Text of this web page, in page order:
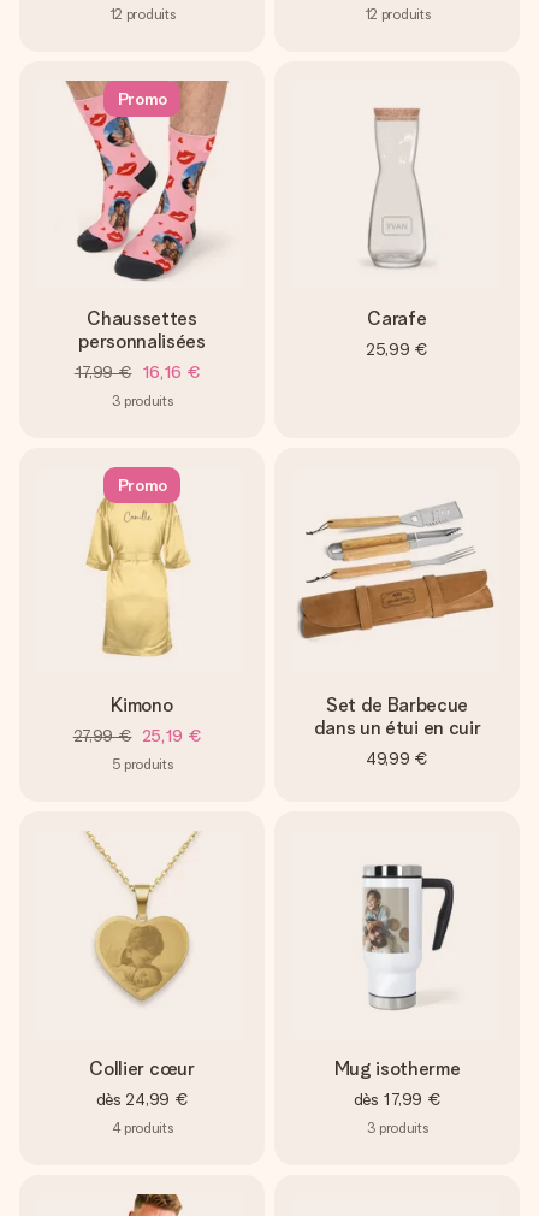
12 produits 12 produits
Promo
Chaussettes
personnalisées
17,99 € 16,16 €
3 produits
Carafe
25,99 €
Promo
Kimono
27,99 € 25,19 €
5 produits
Set de Barbecue
dans un étui en cuir
49,99 €
Collier cœur
dès 24,99 €
4 produits
Mug isotherme
dès 17,99 €
3 produits